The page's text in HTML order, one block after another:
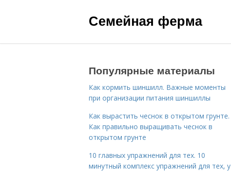
Семейная ферма
Популярные материалы
Как кормить шиншилл. Важные моменты
при организации питания шиншиллы
Как вырастить чеснок в открытом грунте.
Как правильно выращивать чеснок в
открытом грунте
10 главных упражнений для тех. 10
минутный комплекс упражнений для тех, у